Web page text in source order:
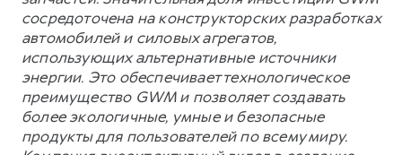
сосредоточена на конструкторских разработках
автомобилей и силовых агрегатов,
использующих альтернативные источники
энергии. Это обеспечивает технологическое
преимущество GWM и позволяет создавать
более экологичные, умные и безопасные
продукты для пользователей по всему миру.